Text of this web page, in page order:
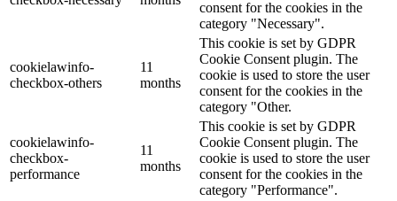
consent for the cookies in the
category "Necessary".
cookielawinfo-
checkbox-others
11
months
This cookie is set by GDPR
Cookie Consent plugin. The
cookie is used to store the user
consent for the cookies in the
category "Other.
cookielawinfo-
checkbox-
performance
11
months
This cookie is set by GDPR
Cookie Consent plugin. The
cookie is used to store the user
consent for the cookies in the
category "Performance".